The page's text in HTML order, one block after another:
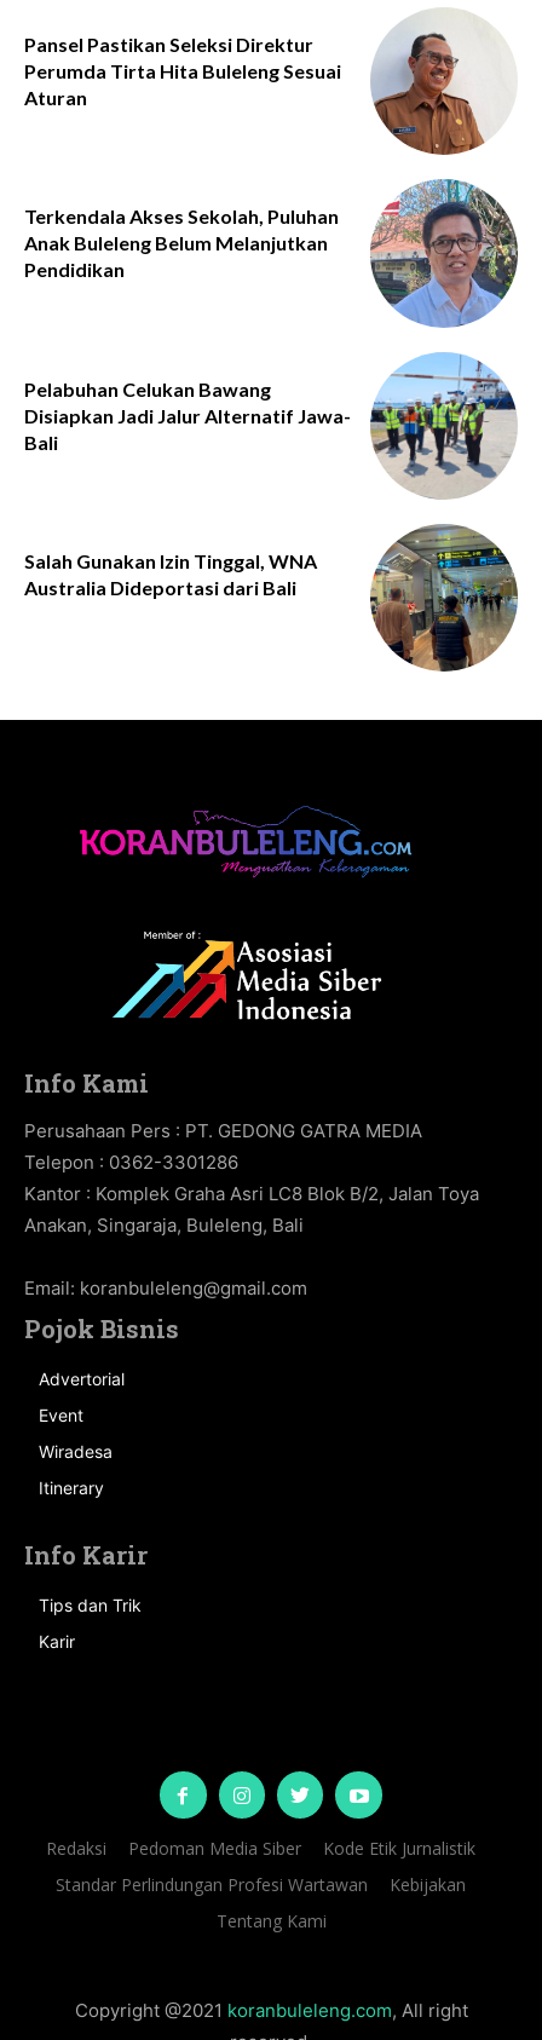
Pansel Pastikan Seleksi Direktur
Perumda Tirta Hita Buleleng Sesuai
Aturan
Terkendala Akses Sekolah, Puluhan
Anak Buleleng Belum Melanjutkan
Pendidikan
Pelabuhan Celukan Bawang
Disiapkan Jadi Jalur Alternatif Jawa-
Bali
Salah Gunakan Izin Tinggal, WNA
Australia Dideportasi dari Bali
Info Kami
Perusahaan Pers : PT. GEDONG GATRA MEDIA
Telepon : 0362-3301286
Kantor : Komplek Graha Asri LC8 Blok B/2, Jalan Toya
Anakan, Singaraja, Buleleng, Bali
Email: koranbuleleng@gmail.com
Pojok Bisnis
Advertorial
Event
Wiradesa
Itinerary
Info Karir
Tips dan Trik
Karir
Redaksi Pedoman Media Siber
Kode Etik Jurnalistik
Standar Perlindungan Profesi Wartawan
Kebijakan
Tentang Kami
Copyright @2021 koranbuleleng.com, All right